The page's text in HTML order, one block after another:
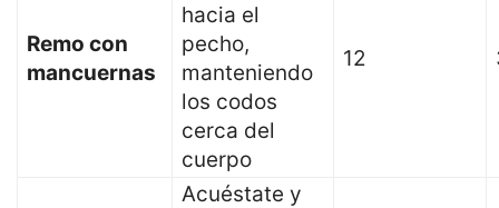
Remo con
mancuernas
hacia el
pecho,
manteniendo
los codos
cerca del
cuerpo
12
Acuéstate y